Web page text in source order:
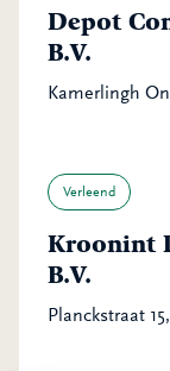
Depot
B.V.
Kamerlingh
Verleend
Kroonint
B.V.
Planckstraat